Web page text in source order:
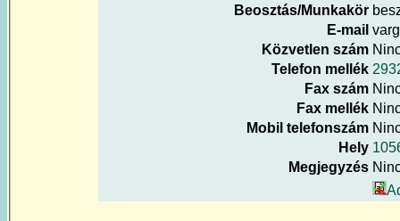
Beosztás/Munkakör
E-mail
Közvetlen szám
Telefon mellék
Fax szám
Fax mellék
Mobil telefonszám
Hely
Megjegyzés